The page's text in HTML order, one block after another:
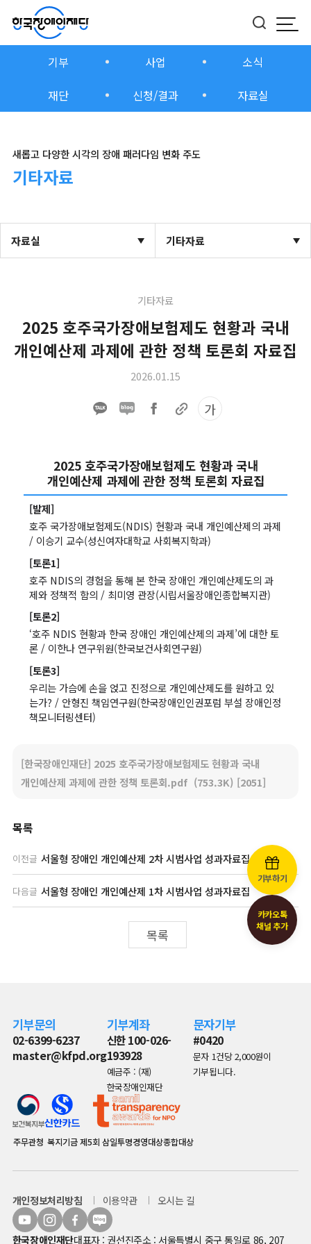
모
버튼
기부 사업
소식
재단
신청/결과 자료실
새롭고 다양한 시각의 장애 패러다임 변화 주도
기타자료
자료실 기타자료
기타자료
2025 호주국가장애보험제도 현황과 국내
개인예산제 과제에 관한 정책 토론회 자료집
2026.01.15
가
2025 호주국가장애보험제도 현황과 국내
개인예산제 과제에 관한 정책 토론회 자료집
[발제]
호주 국가장애보험제도(NDIS) 현황과 국내 개인예산제의 과제
/ 이승기 교수(성신여자대학교 사회복지학과)
[토론1]
호주 NDIS의 경험을 통해 본 한국 장애인 개인예산제도의 과
제와 정책적 함의 / 최미영 관장(시립서울장애인종합복지관)
[토론2]
‘호주 NDIS 현황과 한국 장애인 개인예산제의 과제’에 대한 토
론 / 이한나 연구위원(한국보건사회연구원)
[토론3]
우리는 가슴에 손을 얹고 진정으로 개인예산제도를 원하고 있
는가? / 안형진 책임연구원(한국장애인인권포럼 부설 장애인정
책모니터링센터)
[한국장애인재단] 2025 호주국가장애보험제도 현황과 국내
개인예산제 과제에 관한 정책 토론회.pdf (753.3K) [2051]
목록
이전글 서울형 장애인 개인예산제 2차 시범사업 성과자료집
다음글 서울형 장애인 개인예산제 1차 시범사업 성과자료집
목록
기부하기
카카오톡
채널 추가
기부문의
02-6399-6237
master@kfpd.org
기부계좌
신한 100-026-
193928
예금주 : (재)
한국장애인재단
문자기부
#0420
문자 1건당 2,000원이
기부됩니다.
주무관청 복지기금제5회 삼일투명경영대상종합대상
개인정보처리방침 이용약관 오시는 길
한국장애인재단대표자 : 권선진주소 : 서울특별시 중구 통일로 86, 207